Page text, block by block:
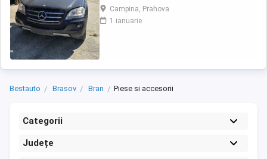
injectoare, pompa injectie,
inalte,benzina,alternator, electromotor,
turbina, compresor clima, cutie de viteze,
Campina, Prahova
1 ianuarie
Bestauto Brasov Bran Piese si accesorii
Categorii
Județe